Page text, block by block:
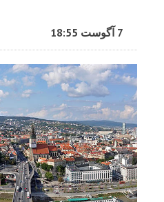
7 آگوست 18:55